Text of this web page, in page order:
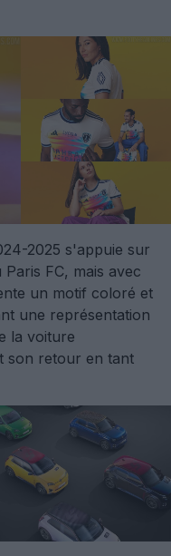
2025 s'appuie sur
FC, mais avec
un motif coloré et
une représentation
la voiture
son retour en tant